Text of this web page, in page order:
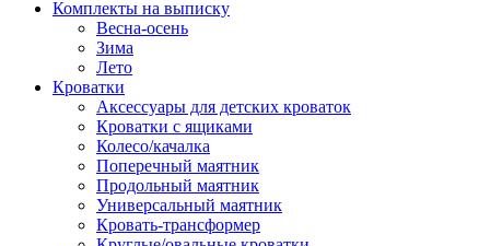
Комплекты на выписку
Весна-осень
Зима
Лето
Кроватки
Аксессуары для детских кроваток
Кроватки с ящиками
Колесо/качалка
Поперечный маятник
Продольный маятник
Универсальный маятник
Кровать-трансформер